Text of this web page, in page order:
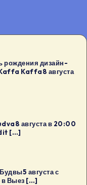
рождения дизайн-
Kaffa8 августа
августа в 20:00
[…]
августа с
в Выез […]